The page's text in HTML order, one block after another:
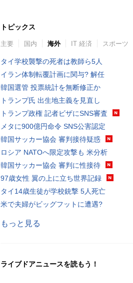
トピックス
主要 国内 海外 IT 経済 スポーツ
タイ学校襲撃の死者は教師ら5人
イラン体制転覆計画に関与? 解任
韓国選管 投票統計を無断修正か
トランプ氏 出生地主義を見直し
トランプ政権 記者ビザにSNS審査
メタに900億円命令 SNS公害認定
韓国サッカー協会 審判接待疑惑
ロシア NATOへ限定攻撃も 米分析
韓国サッカー協会 審判に性接待
97歳女性 翼の上に立ち世界記録
タイ14歳生徒が学校銃撃 5人死亡
米で夫婦がビッグフットに遭遇?
もっと見る
ライブドアニュースを読もう！